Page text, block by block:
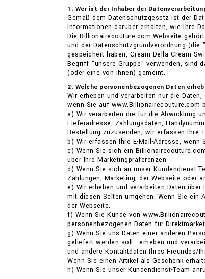
1. Wer ist der Inhaber der
Gemäß dem Datenschutzgesetz ist der
Informationen darüber erhalten, wie Ihre
Die Billionairecouture.com-Webseite
und der Datenschutzgrundverordnung
gespeichert haben, Cream Della Cream
Begriff "unsere Gruppe" verwenden, sind
(oder eine von ihnen) gemeint.
2. Welche personenbezogenen Daten
Wir erheben und verarbeiten nur die
wenn Sie auf www.Billionairecouture.com
a) Wir verarbeiten die für die Abwicklung
Lieferadresse, Zahlungsdaten,
Bestellung zuzusenden; wir erfassen Ihre
b) Wir erfassen Ihre E-Mail-Adresse,
c) Wenn Sie sich ein
über Ihre Marketingpräferenzen.
d) Wenn Sie sich an unser Kundendienst-
Zahlungen, Marketing, der Webseite oder
e) Wir erheben und verarbeiten Daten
mit diesen Seiten umgehen. Wenn Sie ein
der Webseite.
f) Wenn Sie Kunde von
personenbezogenen Daten für
g) Wenn Sie uns Daten einer anderen
geliefert werden soll - erheben und
und andere Kontaktdaten Ihres Freundes/
Wenn Sie einen Artikel als Geschenk
h) Wenn Sie unser Kundendienst-Team